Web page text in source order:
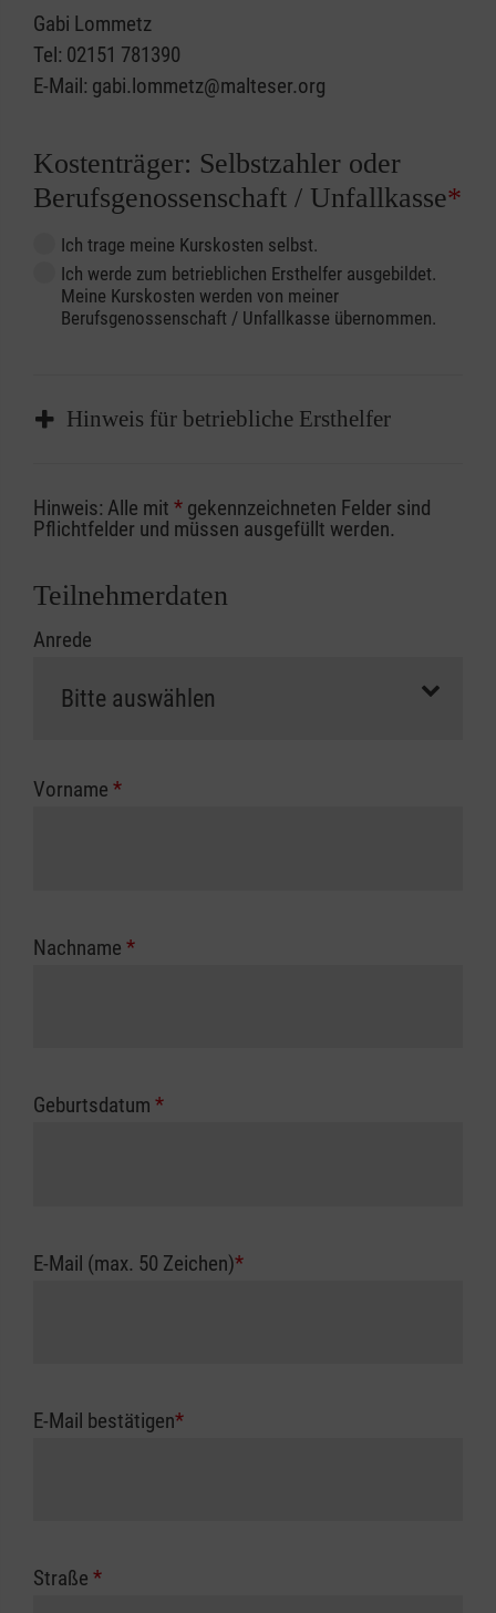
Gabi Lommetz
Tel: 02151 781390
E-Mail: gabi.lommetz@malteser.org
Kostenträger: Selbstzahler oder
Berufsgenossenschaft / Unfallkasse*
Ich trage meine Kurskosten selbst.
Ich werde zum betrieblichen Ersthelfer ausgebildet.
Meine Kurskosten werden von meiner
Berufsgenossenschaft / Unfallkasse übernommen.
Hinweis für betriebliche Ersthelfer
Sofern Sie ein Kostenübernahmeverfahren
Ihrer Berufsgenossenschaft / Unfallkasse
Abrechnungsunterlagen spätestens zu
erfolgt eine Abrechnung der vollen Kursgebühr
Die notwendigen Formulare für die
zuständigen Berufsgenossenschaft oder
Hinweis: Alle mit * gekennzeichneten Felder sind
Pflichtfelder und müssen ausgefüllt werden.
Teilnehmerdaten
Anrede
Vorname *
Nachname *
Geburtsdatum *
E-Mail (max. 50 Zeichen)*
E-Mail bestätigen*
Straße *